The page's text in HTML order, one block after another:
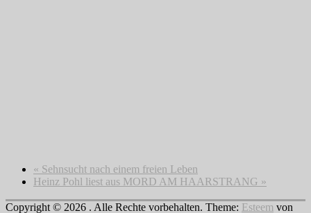
« Sehnsucht nach einem freien Leben
Heinz Pohl liest aus MORD AM HAARSTRANG »
Copyright © 2026 . Alle Rechte vorbehalten. Theme: Esteem von